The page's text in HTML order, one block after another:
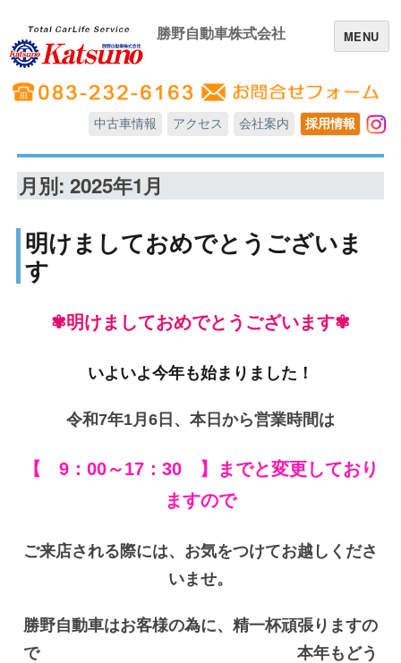
勝野自動車株式会社
中古車情報 アクセス 会社案内 採用情報 In
MENU
月別: 2025年1月
明けましておめでとうございま
す
✾明けましておめでとうございます✾
いよいよ今年も始まりました！
令和7年1月6日、本日から営業時間は
【 9：00～17：30 】までと変更しており
ますので
ご来店される際には、お気をつけてお越しくださ
いませ。
勝野自動車はお客様の為に、精一杯頑張りますの
で 本年もどう